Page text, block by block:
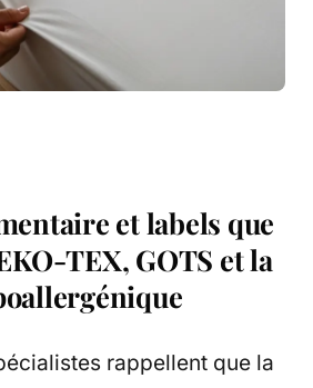
et labels que
TEX, GOTS et la
rappellent que la